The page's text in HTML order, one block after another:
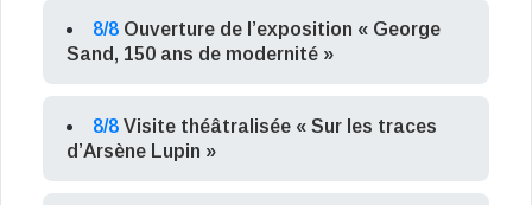
8/8 Ouverture de l’exposition « George
Sand, 150 ans de modernité »
8/8 Visite théâtralisée « Sur les traces
d’Arsène Lupin »